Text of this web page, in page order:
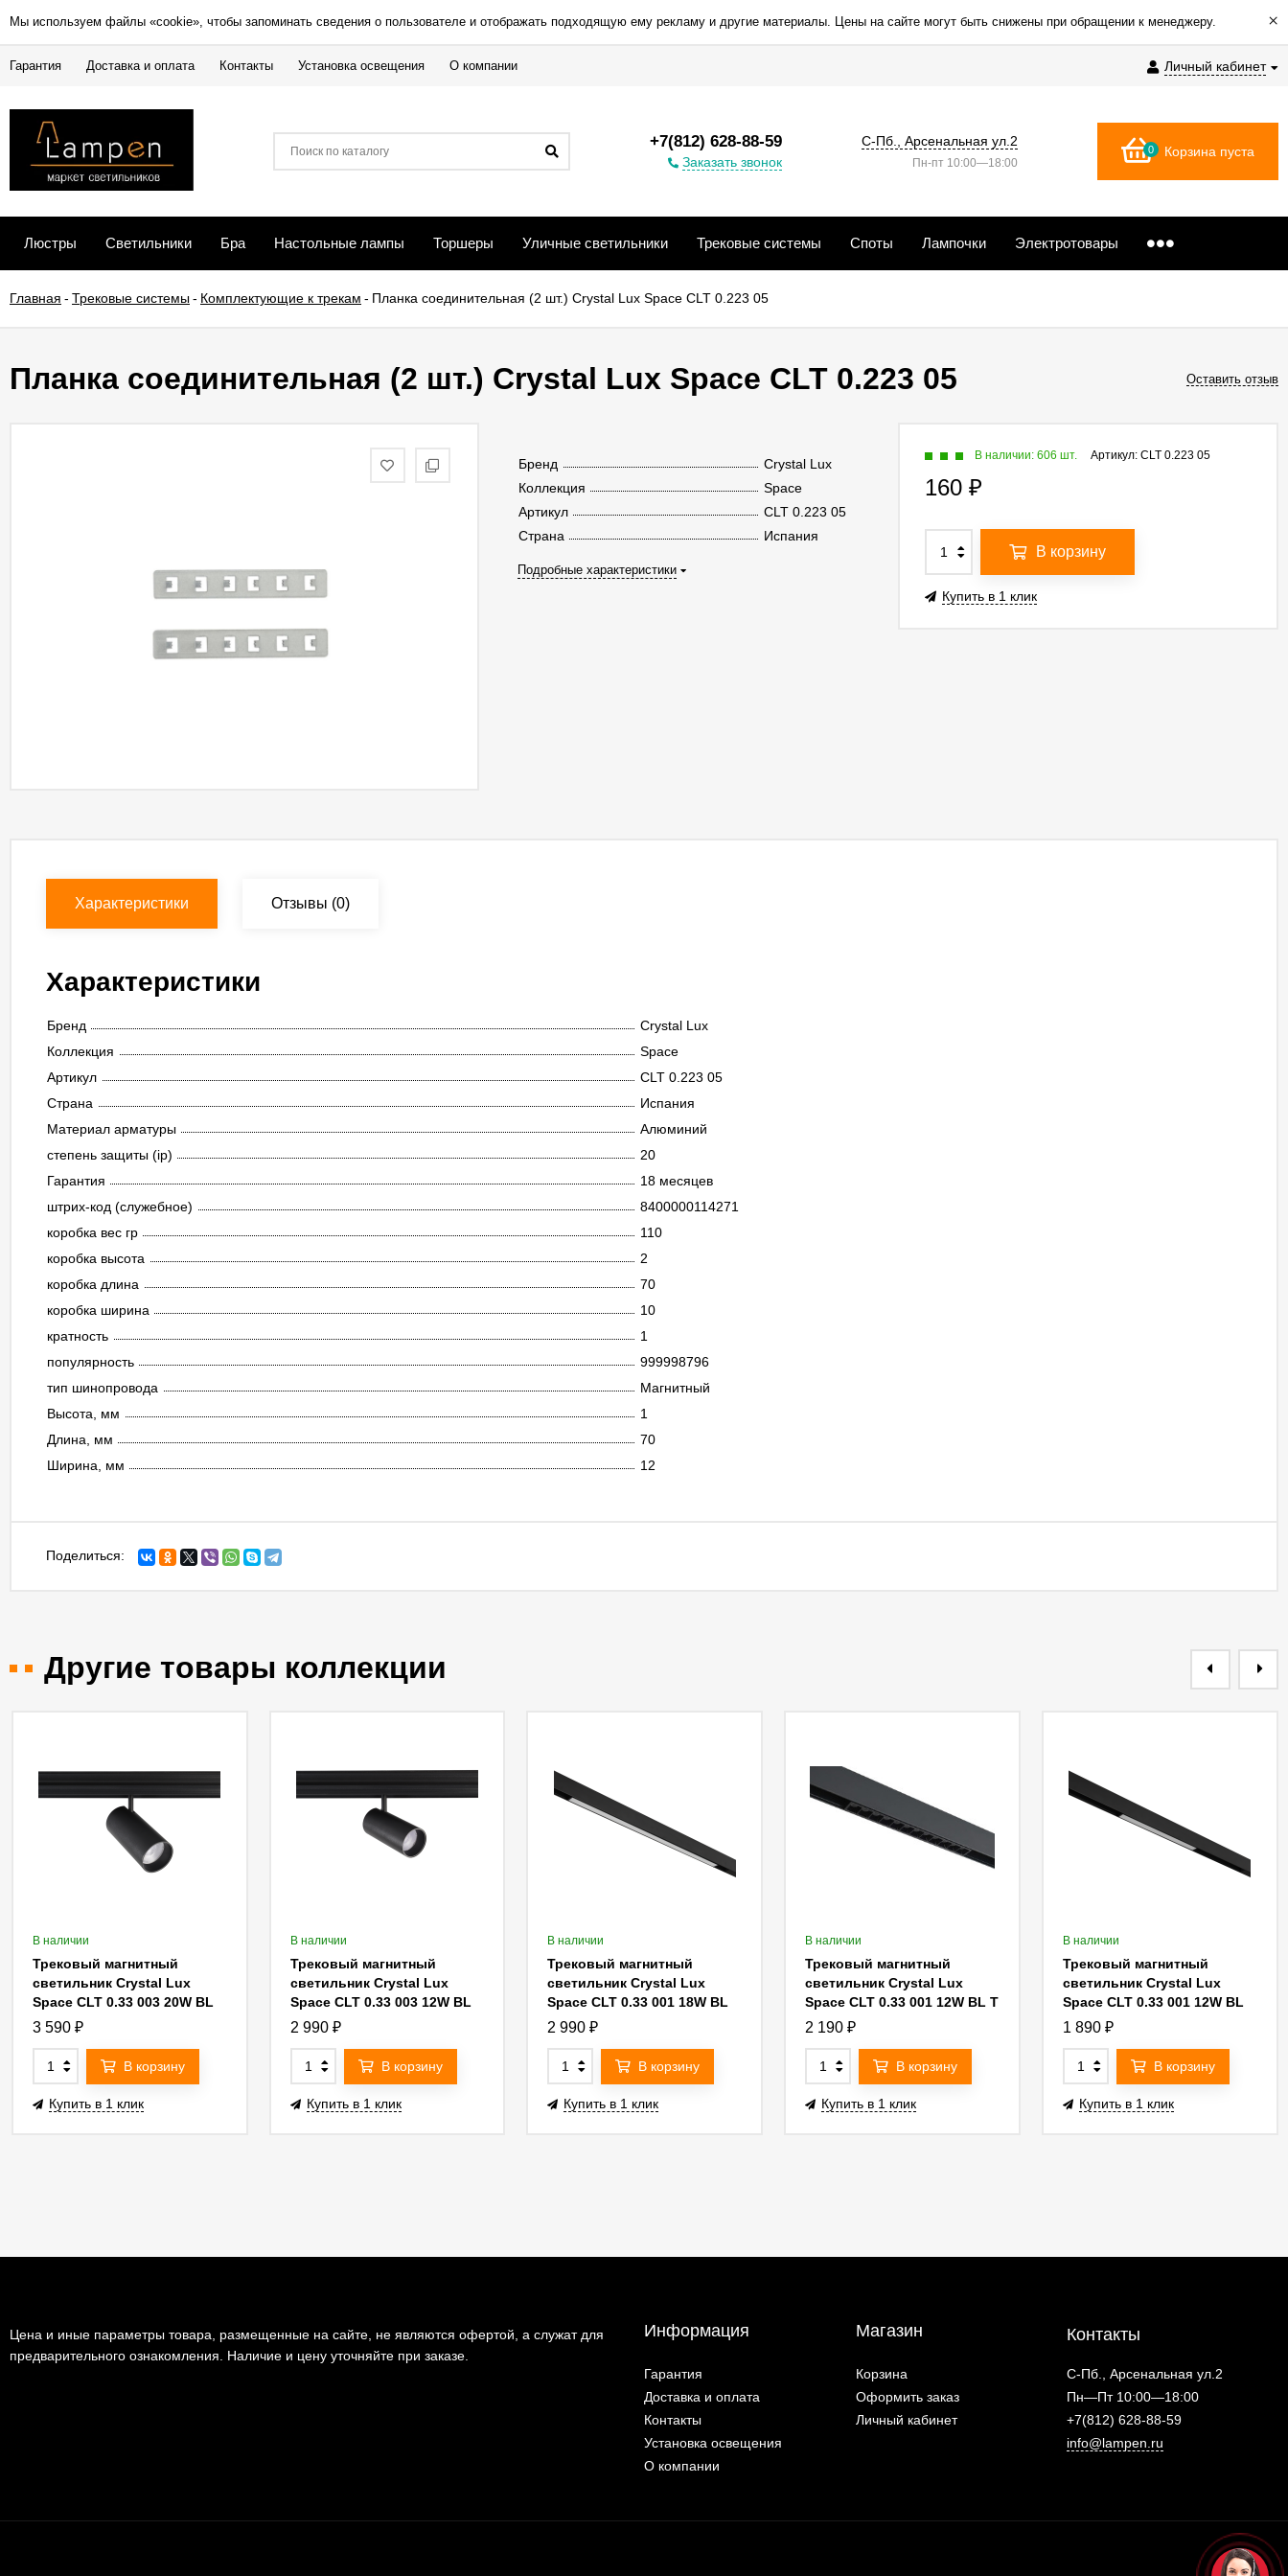
Мы используем файлы «cookie», чтобы запоминать сведения о пользователе и отображать подходящую ему рекламу и другие материалы. Цены на сайте могут быть снижены при обращении к менеджеру. ×
Личный кабинет
Гарантия Доставка и оплата Контакты Установка освещения О компании
+7(812) 628-88-59
Заказать звонок
С-Пб., Арсенальная ул.2
Пн-пт 10:00—18:00
0 Корзина пуста
Люстры Светильники Бра Настольные лампы Торшеры Уличные светильники Трековые системы Споты Лампочки Электротовары
Главная - Трековые системы- Комплектующие к трекам - Планка соединительная (2 шт.) Crystal Lux Space CLT 0.223 05
Планка соединительная (2 шт.) Crystal Lux Space CLT 0.223 05 Оставить отзыв
Бренд
Crystal Lux
Коллекция
Space
Артикул
CLT 0.223 05
Страна
Испания
Подробные характеристики
Артикул: CLT 0.223 05
В наличии: 606 шт.
160 ₽
В корзину
Купить в 1 клик
Характеристики Отзывы (0)
Характеристики
Бренд
Crystal Lux
Коллекция
Space
Артикул
CLT 0.223 05
Страна
Испания
Материал арматуры
Алюминий
степень защиты (ip)
20
Гарантия
18 месяцев
штрих-код (служебное)
8400000114271
коробка вес гр
110
коробка высота
2
коробка длина
70
коробка ширина
10
кратность
1
популярность
999998796
тип шинопровода
Магнитный
Высота, мм
1
Длина, мм
70
Ширина, мм
12
Поделиться:
Другие товары коллекции
В наличии
Трековый магнитный
светильник Crystal Lux
Space CLT 0.33 003 20W BL
3CCT-SMART
3 590 ₽
В корзину
Купить в 1 клик
В наличии
Трековый магнитный
светильник Crystal Lux
Space CLT 0.33 003 12W BL
3CCT-SMART
2 990 ₽
В корзину
Купить в 1 клик
В наличии
Трековый магнитный
светильник Crystal Lux
Space CLT 0.33 001 18W BL
M 3CCT-SMART
2 990₽
В корзину
Купить в 1 клик
В наличии
Трековый магнитный
светильник Crystal Lux
Space CLT 0.33 001 12W BL T
3CCT-SMART
2 190₽
В корзину
Купить в 1 клик
В наличии
Трековый магнитный
светильник Crystal Lux
Space CLT 0.33 001 12W BL
M 3CCT-SMART
1 890 ₽
В корзину
Купить в 1 клик
Цена и иные параметры товара, размещенные на сайте, не являются офертой, а служат для
предварительного ознакомления. Наличие и цену уточняйте при заказе.
Информация
Гарантия
Доставка и оплата
Контакты
Установка освещения
О компании
Магазин
Корзина
Оформить заказ
Личный кабинет
Контакты
С-Пб., Арсенальная ул.2
Пн—Пт 10:00—18:00
+7(812) 628-88-59
info@lampen.ru